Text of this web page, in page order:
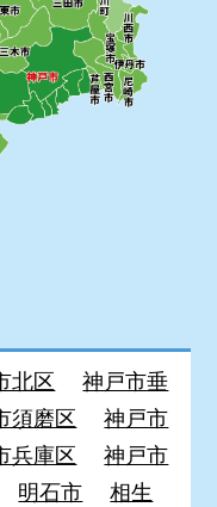
北区
神戸市垂
須磨区
神戸市
兵庫区
神戸市
明石市
相生